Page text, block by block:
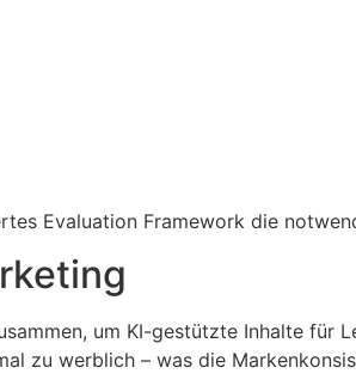
Evaluation Framework die
um KI-gestützte Inhalte für
zu werblich – was die